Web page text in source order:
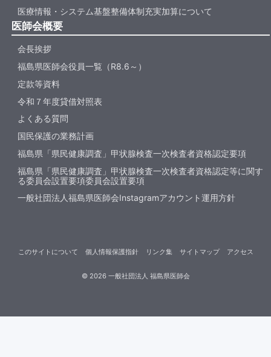
医療情報・システム基盤整備体制充実加算について
医師会概要
会長挨拶
福島県医師会役員一覧（R8.6～）
定款等資料
令和７年度貸借対照表
よくある質問
国民保護の業務計画
福島県「県民健康調査」甲状腺検査一次検査者資格認定要項
福島県「県民健康調査」甲状腺検査一次検査者資格認定等に関す
る委員会設置要項委員会設置要項
一般社団法人福島県医師会Instagramアカウント運用方針
© 2026一般社団法人 福島県医師会
このサイトについて 個人情報保護指針 リンク集 サイトマップ アクセス